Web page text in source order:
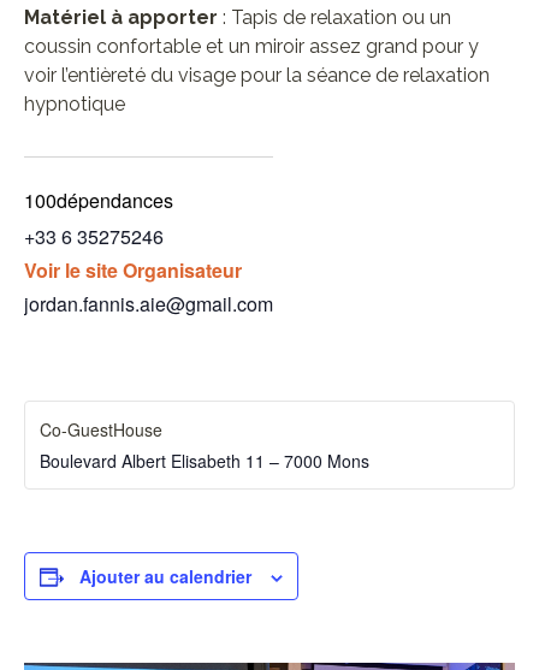
Matériel à apporter : Tapis de relaxation ou un
coussin confortable et un miroir assez grand pour y
voir l’entièreté du visage pour la séance de relaxation
hypnotique
100dépendances
+33 6 35275246
Voir le site Organisateur
jordan.fannis.aie@gmail.com
Co-GuestHouse
Boulevard Albert Elisabeth 11 – 7000 Mons
Ajouter au calendrier